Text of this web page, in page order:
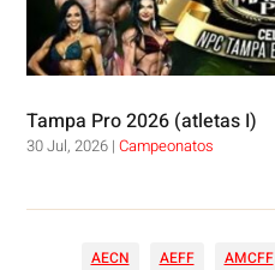
Tampa Pro 2026 (atletas I)
30 Jul, 2026 |Campeonatos
AECN AEFF AMCFF